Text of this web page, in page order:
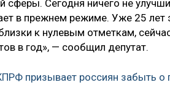
сферы. Сегодня ничего не
в прежнем режиме. Уже 25 лет
к нулевым отметкам,
в год», — сообщил депутат.
призывает россиян забыть о